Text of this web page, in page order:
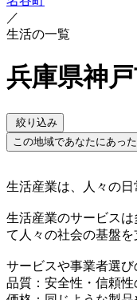
／
生活の一覧
兵庫県神
絞り込み
この地域であなたにあっ
生活産業は、人々の
生活産業のサービス
て人々の社会の基盤
サービスや事業者選び
品質：安全性・信頼